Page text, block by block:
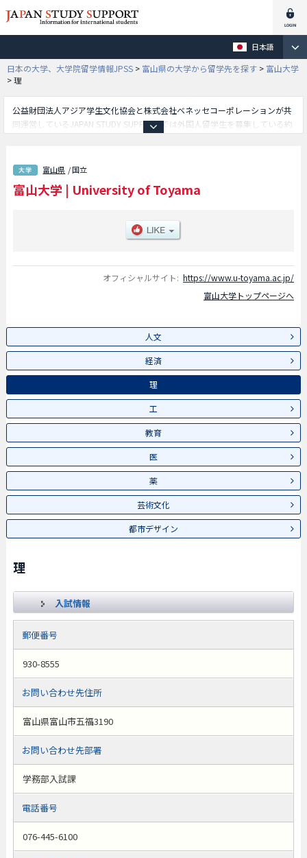
日本語
日本の大学、大学院留学情報JPSS > 富山県の大学から留学先を探す > 富山大学
>理
公益財団法人アジア学生文化協会と株式会社ベネッセコーポレーションが共
同運営しているJAPAN STUDY SUPPORTでは外国人留学生を募集している約
や理学部や工学部や教育学部や医学部や薬学部や芸術文化学部や都市デザイ
ン学部等、学部別情報や、募集定員や合格者数など入試情報、施設案内、ア
クセスなど外国人留学生に必要な情報を掲載しているので是非ご利用くださ
富山県 / 国立
富山大学 | University of Toyama
オフィシャルサイト: https://www.u-toyama.ac.jp/
富山大学トップページへ
人文
経済
理
工
教育
医
薬
芸術文化
都市デザイン
理
入試情報
郵便番号
930-8555
お問い合わせ先住所
富山県富山市五福3190
お問い合わせ先部署
学務部入試課
電話番号
076-445-6100